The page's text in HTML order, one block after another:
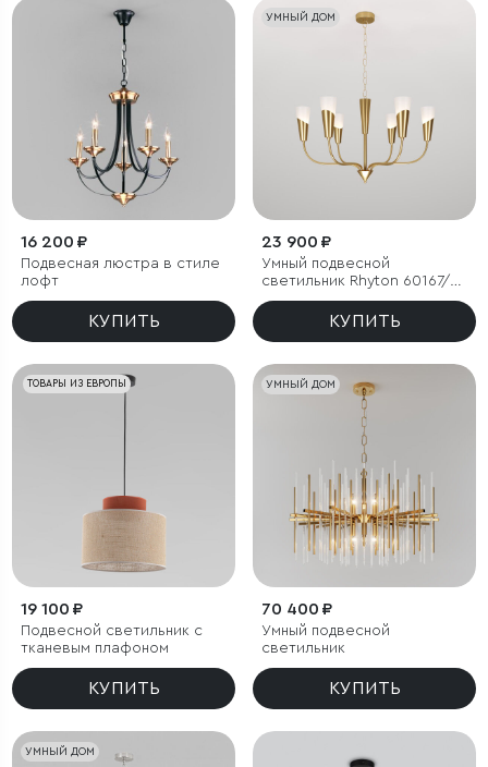
16 200 ₽
Подвесная люстра в стиле
лофт
КУПИТЬ
УМНЫЙ ДОМ
23 900 ₽
Умный подвесной
светильник Rhyton 60167/6
латунь
КУПИТЬ
ТОВАРЫ ИЗ ЕВРОПЫ
19 100 ₽
Подвесной светильник с
тканевым плафоном
КУПИТЬ
УМНЫЙ ДОМ
70 400 ₽
Умный подвесной
светильник
КУПИТЬ
УМНЫЙ ДОМ